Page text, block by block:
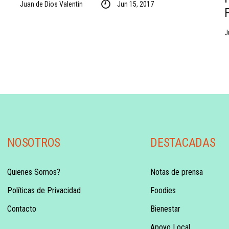
Juan de Dios Valentin Jun 15, 2017
NOSOTROS
Quienes Somos?
Políticas de Privacidad
Contacto
DESTACADAS
Notas de prensa
Foodies
Bienestar